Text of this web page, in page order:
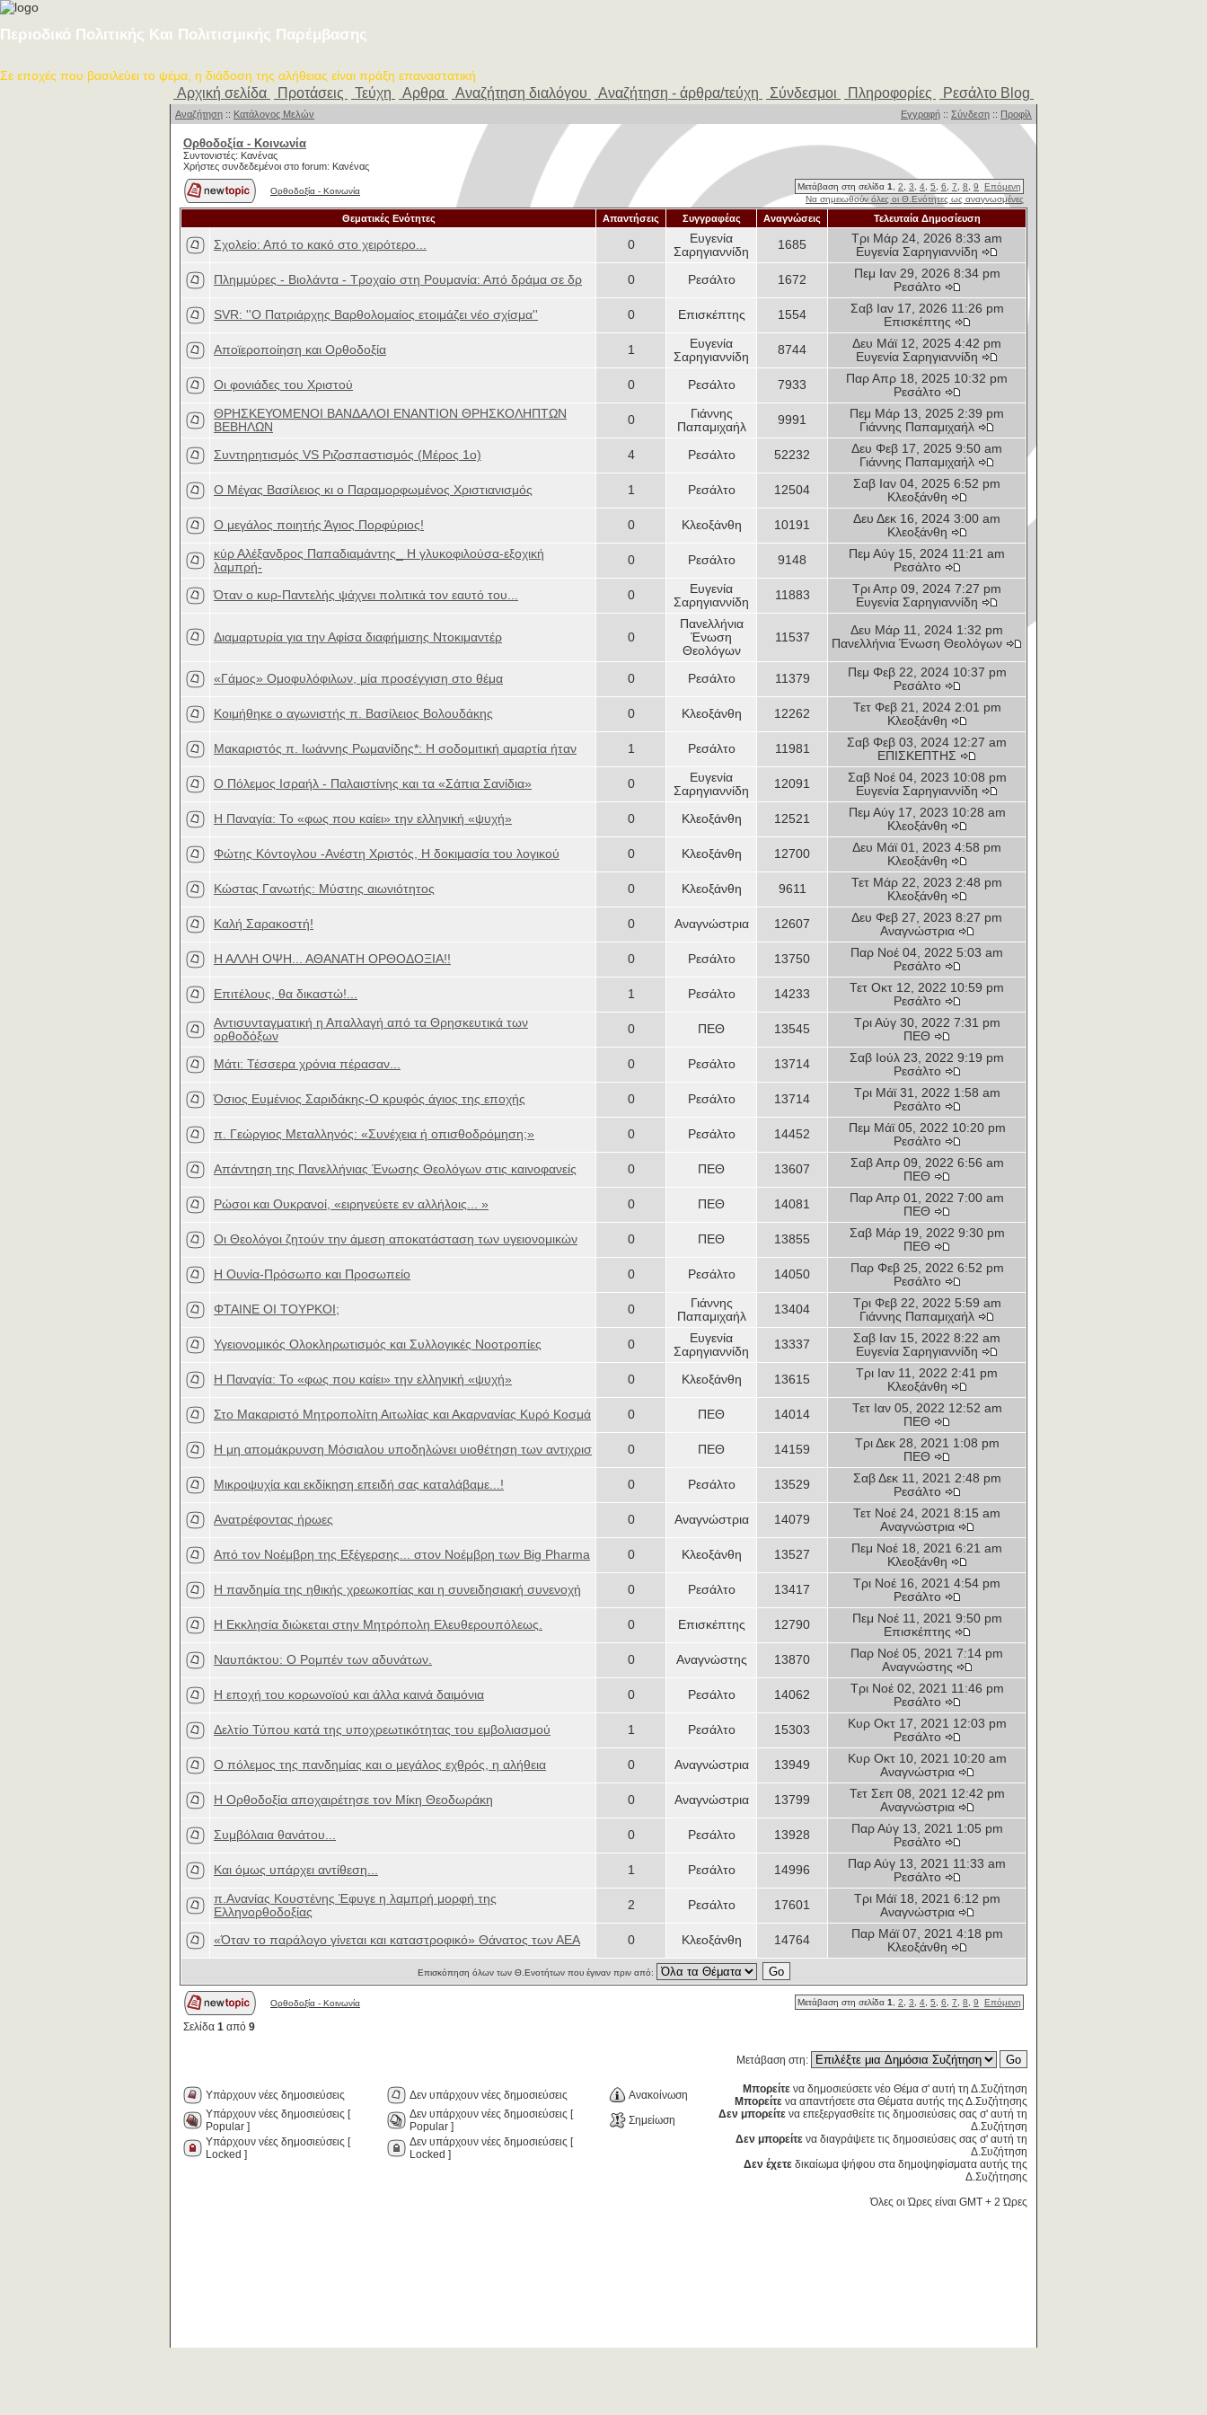
Περιοδικό Πολιτικής Και Πολιτισμικής Παρέμβασης
Σε εποχές που βασιλεύει το ψέμα, η διάδοση της αλήθειας είναι πράξη επαναστατική
Αρχική σελίδα Προτάσεις Τεύχη Αρθρα Αναζήτηση διαλόγου Αναζήτηση - άρθρα/τεύχη Σύνδεσμοι Πληροφορίες Ρεσάλτο Blog
Αναζήτηση :: Κατάλογος Μελών Εγγραφή :: Σύνδεση :: Προφίλ
Ορθοδοξία - Κοινωνία
Συντονιστές: Κανένας
Χρήστες συνδεδεμένοι στο forum: Κανένας
Ορθοδοξία - Κοινωνία Μετάβαση στη σελίδα 1, 2, 3, 4, 5, 6, 7, 8, 9
Επόμενη
Να σημειωθούν όλες οι Θ.Ενότητες ως αναγνωσμένες
Θεματικές Ενότητες Απαντήσεις Συγγραφέας Αναγνώσεις Τελευταία Δημοσίευση
Σχολείο: Από το κακό στο χειρότερο... 0
Ευγενία
Σαρηγιαννίδη
1685
Τρι Μάρ 24, 2026 8:33 am
Ευγενία Σαρηγιαννίδη
Πλημμύρες - Βιολάντα - Τροχαίο στη Ρουμανία: Από δράμα σε δρ 0 Ρεσάλτο 1672
Πεμ Ιαν 29, 2026 8:34 pm
Ρεσάλτο
SVR: ''Ο Πατριάρχης Βαρθολομαίος ετοιμάζει νέο σχίσμα'' 0 Επισκέπτης 1554
Σαβ Ιαν 17, 2026 11:26 pm
Επισκέπτης
Αποϊεροποίηση και Ορθοδοξία 1
Ευγενία
Σαρηγιαννίδη
8744
Δευ Μάϊ 12, 2025 4:42 pm
Ευγενία Σαρηγιαννίδη
Οι φονιάδες του Χριστού 0 Ρεσάλτο 7933
Παρ Απρ 18, 2025 10:32 pm
Ρεσάλτο
ΘΡΗΣΚΕΥΟΜΕΝΟΙ ΒΑΝΔΑΛΟΙ ΕΝΑΝΤΙΟΝ ΘΡΗΣΚΟΛΗΠΤΩΝ
ΒΕΒΗΛΩΝ
0
Γιάννης
Παπαμιχαήλ
9991
Πεμ Μάρ 13, 2025 2:39 pm
Γιάννης Παπαμιχαήλ
Συντηρητισμός VS Ριζοσπαστισμός (Μέρος 1ο) 4 Ρεσάλτο 52232
Δευ Φεβ 17, 2025 9:50 am
Γιάννης Παπαμιχαήλ
Ο Mέγας Bασίλειος κι ο Παραμορφωμένος Xριστιανισμός 1 Ρεσάλτο 12504
Σαβ Ιαν 04, 2025 6:52 pm
Κλεοξάνθη
Ο μεγάλος ποιητής Άγιος Πορφύριος! 0 Κλεοξάνθη 10191
Δευ Δεκ 16, 2024 3:00 am
Κλεοξάνθη
κύρ Αλέξανδρος Παπαδιαμάντης_ Η γλυκοφιλούσα-εξοχική
λαμπρή-
0 Ρεσάλτο 9148
Πεμ Αύγ 15, 2024 11:21 am
Ρεσάλτο
Όταν ο κυρ-Παντελής ψάχνει πολιτικά τον εαυτό του... 0
Ευγενία
Σαρηγιαννίδη
11883
Τρι Απρ 09, 2024 7:27 pm
Ευγενία Σαρηγιαννίδη
Διαμαρτυρία για την Αφίσα διαφήμισης Ντοκιμαντέρ 0
Πανελλήνια
Ένωση
Θεολόγων
11537
Δευ Μάρ 11, 2024 1:32 pm
Πανελλήνια Ένωση Θεολόγων
«Γάμος» Ομοφυλόφιλων, μία προσέγγιση στο θέμα 0 Ρεσάλτο 11379
Πεμ Φεβ 22, 2024 10:37 pm
Ρεσάλτο
Κοιμήθηκε ο αγωνιστής π. Βασίλειος Βολουδάκης 0 Κλεοξάνθη 12262
Τετ Φεβ 21, 2024 2:01 pm
Κλεοξάνθη
Μακαριστός π. Ιωάννης Ρωμανίδης*: Η σοδομιτική αμαρτία ήταν 1 Ρεσάλτο 11981
Σαβ Φεβ 03, 2024 12:27 am
ΕΠΙΣΚΕΠΤΗΣ
Ο Πόλεμος Ισραήλ - Παλαιστίνης και τα «Σάπια Σανίδια» 0
Ευγενία
Σαρηγιαννίδη
12091
Σαβ Νοέ 04, 2023 10:08 pm
Ευγενία Σαρηγιαννίδη
Η Παναγία: Το «φως που καίει» την ελληνική «ψυχή» 0 Κλεοξάνθη 12521
Πεμ Αύγ 17, 2023 10:28 am
Κλεοξάνθη
Φώτης Κόντογλου -Ανέστη Χριστός, Η δοκιμασία του λογικού 0 Κλεοξάνθη 12700
Δευ Μάϊ 01, 2023 4:58 pm
Κλεοξάνθη
Κώστας Γανωτής: Μύστης αιωνιότητος 0 Κλεοξάνθη 9611
Τετ Μάρ 22, 2023 2:48 pm
Κλεοξάνθη
Καλή Σαρακοστή! 0 Αναγνώστρια 12607
Δευ Φεβ 27, 2023 8:27 pm
Αναγνώστρια
Η ΑΛΛΗ ΟΨΗ... ΑΘΑΝΑΤΗ ΟΡΘΟΔΟΞΙΑ!! 0 Ρεσάλτο 13750
Παρ Νοέ 04, 2022 5:03 am
Ρεσάλτο
Επιτέλους, θα δικαστώ!... 1 Ρεσάλτο 14233
Τετ Οκτ 12, 2022 10:59 pm
Ρεσάλτο
Αντισυνταγματική η Απαλλαγή από τα Θρησκευτικά των
ορθοδόξων
0 ΠΕΘ 13545
Τρι Αύγ 30, 2022 7:31 pm
ΠΕΘ
Μάτι: Τέσσερα χρόνια πέρασαν... 0 Ρεσάλτο 13714
Σαβ Ιούλ 23, 2022 9:19 pm
Ρεσάλτο
Όσιος Ευμένιος Σαριδάκης-Ο κρυφός άγιος της εποχής 0 Ρεσάλτο 13714
Τρι Μάϊ 31, 2022 1:58 am
Ρεσάλτο
π. Γεώργιος Μεταλληνός: «Συνέχεια ή οπισθοδρόμηση;» 0 Ρεσάλτο 14452
Πεμ Μάϊ 05, 2022 10:20 pm
Ρεσάλτο
Απάντηση της Πανελλήνιας Ένωσης Θεολόγων στις καινοφανείς 0 ΠΕΘ 13607
Σαβ Απρ 09, 2022 6:56 am
ΠΕΘ
Ρώσοι και Ουκρανοί, «ειρηνεύετε εν αλλήλοις... » 0 ΠΕΘ 14081
Παρ Απρ 01, 2022 7:00 am
ΠΕΘ
Οι Θεολόγοι ζητούν την άμεση αποκατάσταση των υγειονομικών 0 ΠΕΘ 13855
Σαβ Μάρ 19, 2022 9:30 pm
ΠΕΘ
Η Ουνία-Πρόσωπο και Προσωπείο 0 Ρεσάλτο 14050
Παρ Φεβ 25, 2022 6:52 pm
Ρεσάλτο
ΦΤΑΙΝΕ ΟΙ ΤΟΥΡΚΟΙ; 0
Γιάννης
Παπαμιχαήλ
13404
Τρι Φεβ 22, 2022 5:59 am
Γιάννης Παπαμιχαήλ
Υγειονομικός Ολοκληρωτισμός και Συλλογικές Νοοτροπίες 0
Ευγενία
Σαρηγιαννίδη
13337
Σαβ Ιαν 15, 2022 8:22 am
Ευγενία Σαρηγιαννίδη
Η Παναγία: Το «φως που καίει» την ελληνική «ψυχή» 0 Κλεοξάνθη 13615
Τρι Ιαν 11, 2022 2:41 pm
Κλεοξάνθη
Στο Μακαριστό Μητροπολίτη Αιτωλίας και Ακαρνανίας Κυρό Κοσμά 0 ΠΕΘ 14014
Τετ Ιαν 05, 2022 12:52 am
ΠΕΘ
Η μη απομάκρυνση Μόσιαλου υποδηλώνει υιοθέτηση των αντιχρισ 0 ΠΕΘ 14159
Τρι Δεκ 28, 2021 1:08 pm
ΠΕΘ
Μικροψυχία και εκδίκηση επειδή σας καταλάβαμε...! 0 Ρεσάλτο 13529
Σαβ Δεκ 11, 2021 2:48 pm
Ρεσάλτο
Ανατρέφοντας ήρωες 0 Αναγνώστρια 14079
Τετ Νοέ 24, 2021 8:15 am
Αναγνώστρια
Από τον Νοέμβρη της Εξέγερσης... στον Νοέμβρη των Big Pharma 0 Κλεοξάνθη 13527
Πεμ Νοέ 18, 2021 6:21 am
Κλεοξάνθη
Η πανδημία της ηθικής χρεωκοπίας και η συνειδησιακή συνενοχή 0 Ρεσάλτο 13417
Τρι Νοέ 16, 2021 4:54 pm
Ρεσάλτο
Η Εκκλησία διώκεται στην Μητρόπολη Ελευθερουπόλεως. 0 Επισκέπτης 12790
Πεμ Νοέ 11, 2021 9:50 pm
Επισκέπτης
Ναυπάκτου: Ο Ρομπέν των αδυνάτων. 0 Αναγνώστης 13870
Παρ Νοέ 05, 2021 7:14 pm
Αναγνώστης
Η εποχή του κορωνοϊού και άλλα καινά δαιμόνια 0 Ρεσάλτο 14062
Τρι Νοέ 02, 2021 11:46 pm
Ρεσάλτο
Δελτίο Τύπου κατά της υποχρεωτικότητας του εμβολιασμού 1 Ρεσάλτο 15303
Κυρ Οκτ 17, 2021 12:03 pm
Ρεσάλτο
Ο πόλεμος της πανδημίας και ο μεγάλος εχθρός, η αλήθεια 0 Αναγνώστρια 13949
Κυρ Οκτ 10, 2021 10:20 am
Αναγνώστρια
Η Ορθοδοξία αποχαιρέτησε τον Μίκη Θεοδωράκη 0 Αναγνώστρια 13799
Τετ Σεπ 08, 2021 12:42 pm
Αναγνώστρια
Συμβόλαια θανάτου... 0 Ρεσάλτο 13928
Παρ Αύγ 13, 2021 1:05 pm
Ρεσάλτο
Και όμως υπάρχει αντίθεση... 1 Ρεσάλτο 14996
Παρ Αύγ 13, 2021 11:33 am
Ρεσάλτο
π.Ανανίας Κουστένης Έφυγε η λαμπρή μορφή της
Ελληνορθοδοξίας
2 Ρεσάλτο 17601
Τρι Μάϊ 18, 2021 6:12 pm
Αναγνώστρια
«Όταν το παράλογο γίνεται και καταστροφικό» Θάνατος των ΑΕΑ 0 Κλεοξάνθη 14764
Παρ Μάϊ 07, 2021 4:18 pm
Κλεοξάνθη
Επισκόπηση όλων των Θ.Ενοτήτων που έγιναν πριν από:
Ορθοδοξία - Κοινωνία Μετάβαση στη σελίδα 1, 2, 3, 4, 5, 6, 7, 8, 9 Επόμενη
Σελίδα 1 από 9
Μετάβαση στη:
Υπάρχουν νέες δημοσιεύσεις Δεν υπάρχουν νέες δημοσιεύσεις
Ανακοίνωση
Υπάρχουν νέες δημοσιεύσεις [
Popular ]
Δεν υπάρχουν νέες δημοσιεύσεις [
Popular ]
Σημείωση
Υπάρχουν νέες δημοσιεύσεις [
Locked ]
Δεν υπάρχουν νέες δημοσιεύσεις [
Locked ]
Μπορείτε να δημοσιεύσετε νέο Θέμα σ' αυτή τη Δ.Συζήτηση
Μπορείτε να απαντήσετε στα Θέματα αυτής της Δ.Συζήτησης
Δεν μπορείτε να επεξεργασθείτε τις δημοσιεύσεις σας σ' αυτή τη
Δ.Συζήτηση
Δεν μπορείτε να διαγράψετε τις δημοσιεύσεις σας σ' αυτή τη
Δ.Συζήτηση
Δεν έχετε δικαίωμα ψήφου στα δημοψηφίσματα αυτής της
Δ.Συζήτησης
Όλες οι Ώρες είναι GMT + 2 Ώρες